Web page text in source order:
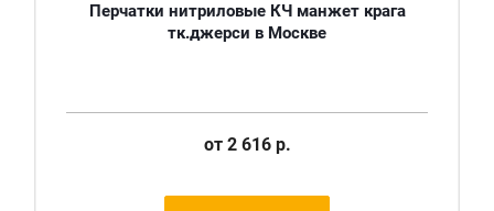
Перчатки нитриловые КЧ манжет крага
тк.джерси в Москве
от 2 616 р.